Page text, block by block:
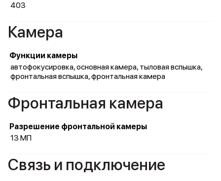
403
Камера
Функции камеры
автофокусировка, основная камера, тыловая вспышка,
фронтальная вспышка, фронтальная камера
Фронтальная камера
Разрешение фронтальной камеры
13 МП
Связь и подключение